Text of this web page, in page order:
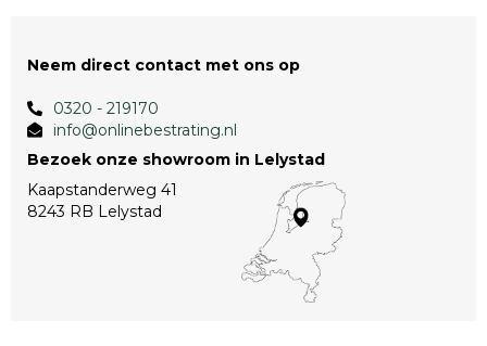
Neem direct contact met ons op
0320 - 219170
info@onlinebestrating.nl
Bezoek onze showroom in Lelystad
Kaapstanderweg 41
8243 RB Lelystad